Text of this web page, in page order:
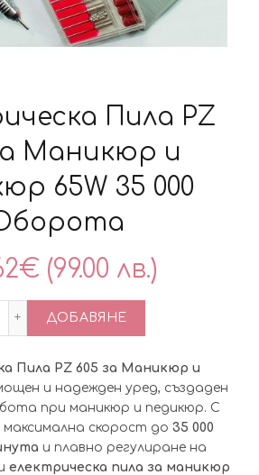
Пила PZ
Маникюр и
65W 35 000
€ (99.00 лв.)
за Електрическа Пила
ДОБАВЯНЕ
Пила PZ 605 за Маникюр и
и надежден уред, създаден
при маникюр и педикюр. С
максимална скорост до 35 000
и плавно регулиране на
електрическа пила за маникюр